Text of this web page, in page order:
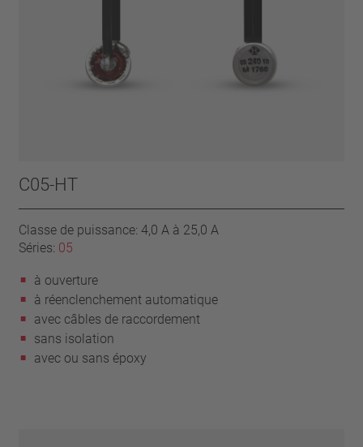
C05-HT
Classe de puissance: 4,0 A à 25,0 A
Séries: 05
à ouverture
à réenclenchement automatique
avec câbles de raccordement
sans isolation
avec ou sans époxy